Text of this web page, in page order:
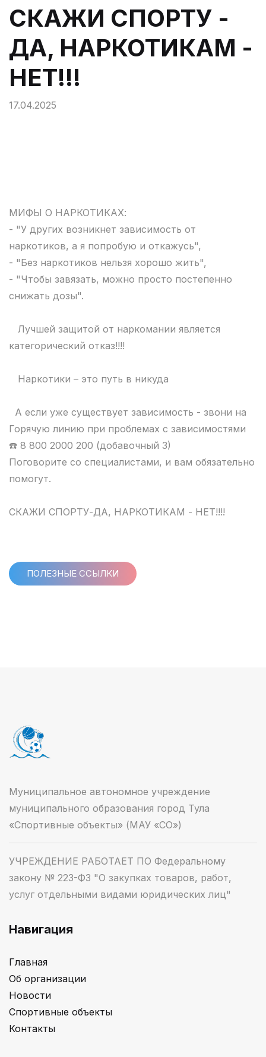
СКАЖИ СПОРТУ -
ДА, НАРКОТИКАМ -
НЕТ!!!
17.04.2025
МИФЫ О НАРКОТИКАХ:
- "У других возникнет зависимость от
наркотиков, а я попробую и откажусь",
- "Без наркотиков нельзя хорошо жить",
- "Чтобы завязать, можно просто постепенно
снижать дозы".
Лучшей защитой от наркомании является
категорический отказ!!!!
Наркотики – это путь в никуда
А если уже существует зависимость - звони на
Горячую линию при проблемах с зависимостями
☎️ 8 800 2000 200 (добавочный 3)
Поговорите со специалистами, и вам обязательно
помогут.
СКАЖИ СПОРТУ-ДА, НАРКОТИКАМ - НЕТ!!!!
ПОЛЕЗНЫЕ ССЫЛКИ
Муниципальное автономное учреждение
муниципального образования город Тула
«Спортивные объекты» (МАУ «СО»)
УЧРЕЖДЕНИЕ РАБОТАЕТ ПО Федеральному
закону № 223-ФЗ "О закупках товаров, работ,
услуг отдельными видами юридических лиц"
Навигация
Главная
Об организации
Новости
Спортивные объекты
Контакты